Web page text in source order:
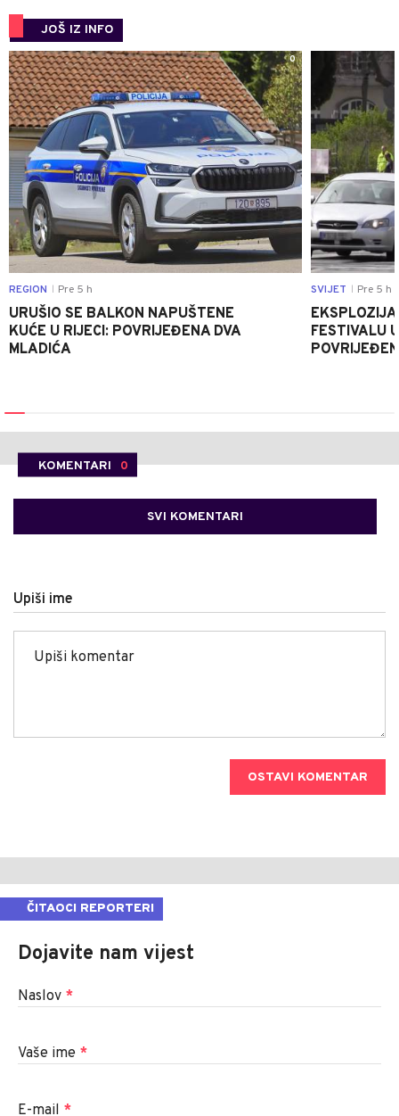
JOŠ IZ INFO
0
REGION Pre 5 h
URUŠIO SE BALKON NAPUŠTENE
KUĆE U RIJECI: POVRIJEĐENA DVA
MLADIĆA
SVIJET Pre 5 h
FESTIVALU
KOMENTARI 0
SVI KOMENTARI
Upiši ime
OSTAVI KOMENTAR
ČITAOCI REPORTERI
Dojavite nam vijest
Naslov *
Vaše ime *
E-mail *